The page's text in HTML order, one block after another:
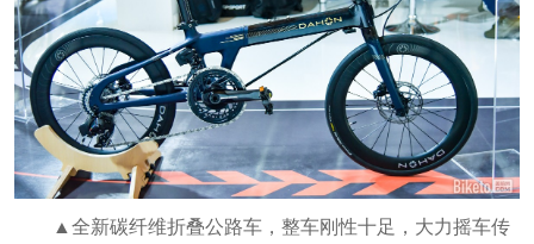
▲全新碳纤维折叠公路车，整车刚性十足，大力摇车传